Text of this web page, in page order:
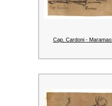
Cap. Cardoni - Maramao.